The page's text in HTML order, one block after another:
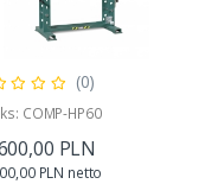
(0)
COMP-HP60
PLN
PLN netto